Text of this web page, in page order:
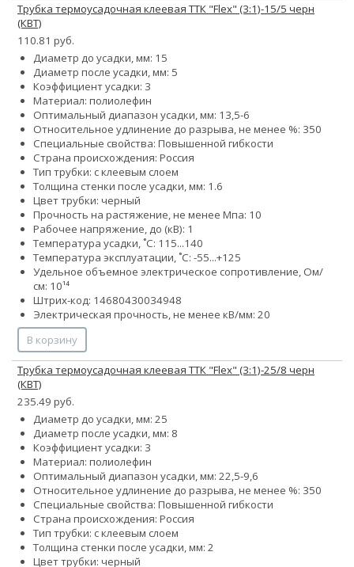
Трубка термоусадочная клеевая ТТК "Flex" (3:1)-15/5 черн
(КВТ)
110.81 руб.
Диаметр до усадки, мм: 15
Диаметр после усадки, мм: 5
Коэффициент усадки: 3
Материал: полиолефин
Оптимальный диапазон усадки, мм: 13,5-6
Относительное удлинение до разрыва, не менее %: 350
Специальные свойства: Повышенной гибкости
Страна происхождения: Россия
Тип трубки: с клеевым слоем
Толщина стенки после усадки, мм: 1.6
Цвет трубки: черный
Прочность на растяжение, не менее Мпа: 10
Рабочее напряжение, до (кВ): 1
Температура усадки, ˚С: 115...140
Температура эксплуатации, ˚С: -55...+125
Удельное объемное электрическое сопротивление, Ом/
см: 10¹⁴
Штрих-код: 14680430034948
Электрическая прочность, не менее кВ/мм: 20
В корзину
Трубка термоусадочная клеевая ТТК "Flex" (3:1)-25/8 черн
(КВТ)
235.49 руб.
Диаметр до усадки, мм: 25
Диаметр после усадки, мм: 8
Коэффициент усадки: 3
Материал: полиолефин
Оптимальный диапазон усадки, мм: 22,5-9,6
Относительное удлинение до разрыва, не менее %: 350
Специальные свойства: Повышенной гибкости
Страна происхождения: Россия
Тип трубки: с клеевым слоем
Толщина стенки после усадки, мм: 2
Цвет трубки: черный